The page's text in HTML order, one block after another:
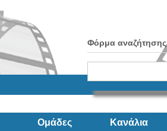
Φόρμα αναζήτησης
Ομάδες Κανάλια